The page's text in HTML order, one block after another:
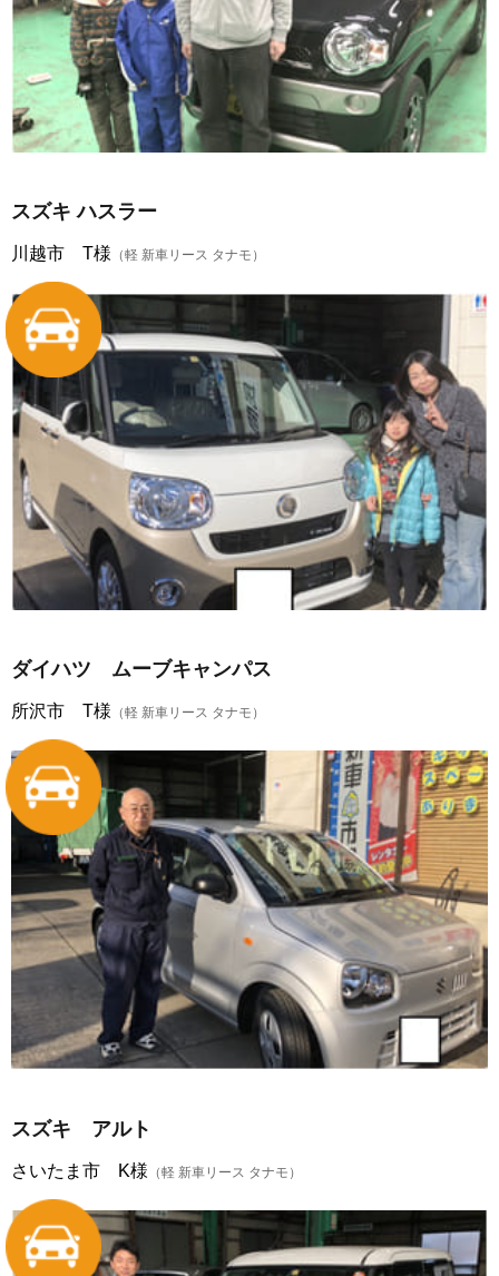
スズキ ハスラー
川越市 T様 （軽 新車リース タナモ）
ダイハツ ムーブキャンパス
所沢市 T様 （軽 新車リース タナモ）
スズキ アルト
さいたま市 K様 （軽 新車リース タナモ）